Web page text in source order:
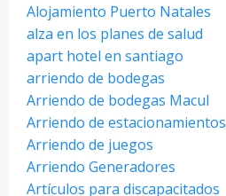
Alojamiento Puerto Natales
alza en los planes de salud
apart hotel en santiago
arriendo de bodegas
Arriendo de bodegas Macul
Arriendo de estacionamientos
Arriendo de juegos
Arriendo Generadores
Artículos para discapacitados